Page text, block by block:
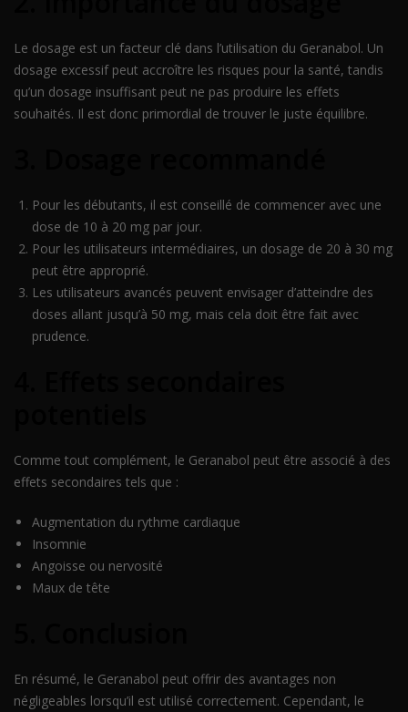
Le dosage est un facteur clé dans l’utilisation du Geranabol. Un
dosage excessif peut accroître les risques pour la santé, tandis
qu’un dosage insuffisant peut ne pas produire les effets
souhaités. Il est donc primordial de trouver le juste équilibre.
Pour les débutants, il est conseillé de commencer avec une
dose de 10 à 20 mg par jour.
Pour les utilisateurs intermédiaires, un dosage de 20 à 30 mg
peut être approprié.
Les utilisateurs avancés peuvent envisager d’atteindre des
doses allant jusqu’à 50 mg, mais cela doit être fait avec
prudence.
Comme tout complément, le Geranabol peut être associé à des
effets secondaires tels que :
Augmentation du rythme cardiaque
Insomnie
Angoisse ou nervosité
Maux de tête
En résumé, le Geranabol peut offrir des avantages non
négligeables lorsqu’il est utilisé correctement. Cependant, le